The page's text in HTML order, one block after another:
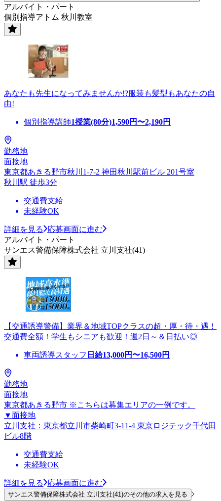
アルバイト・パート
個別指導アトム 秋川教室
あなたも先生になってみませんか!?服装も髪型もあなたの自
由!
個別指導講師1授業(80分)1,590円〜2,190円
勤務地
面接地
東京都あきる野市秋川1-7-2 神田秋川駅前ビル 201号室
秋川駅 徒歩3分
交通費支給
未経験OK
詳細を見る
応募画面に進む
アルバイト・パート
サンエス警備保障株式会社 立川支社(41)
【交通誘導警備】業界＆地域TOPクラスの超・厚・待・遇！
交通費全額！学生もシニアも歓迎！週2日～＆日払い◎
車両誘導スタッフ 日給13,000円〜16,500円
勤務地
面接地
東京都あきる野市 ※こちらは募集エリアの一例です。
▼面接地
立川支社：東京都立川市柴崎町3-11-4 東京ロジテック千代田
ビル8階
交通費支給
未経験OK
詳細を見る 応募画面に進む
サンエス警備保障株式会社 立川支社(41)のその他の求人を見る